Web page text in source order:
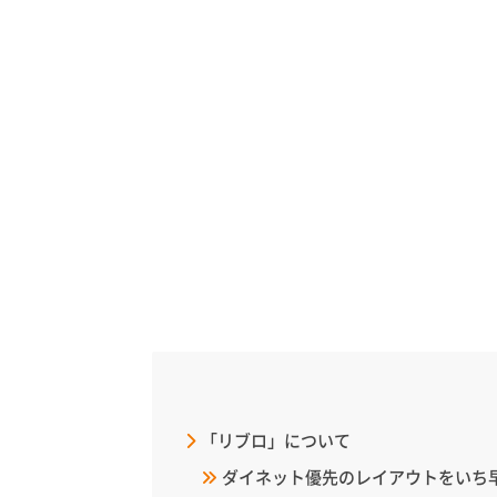
「リブロ」について
ダイネット優先のレイアウトをいち